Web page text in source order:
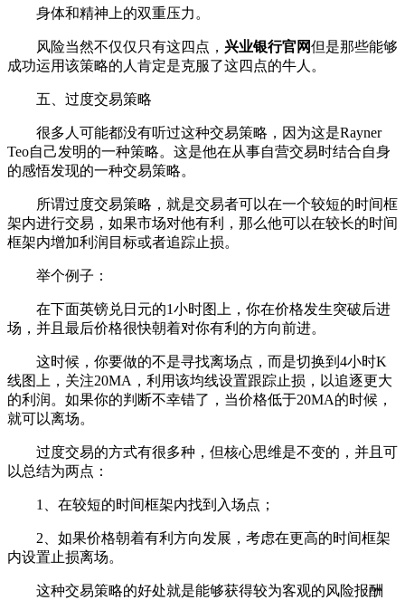
身体和精神上的双重压力。
风险当然不仅仅只有这四点， 兴业银行官网但是那些能够
成功运用该策略的人肯定是克服了这四点的牛人。
五、过度交易策略
很多人可能都没有听过这种交易策略，因为这是Rayner
Teo自己发明的一种策略。这是他在从事自营交易时结合自身
的感悟发现的一种交易策略。
所谓过度交易策略，就是交易者可以在一个较短的时间框
架内进行交易，如果市场对他有利，那么他可以在较长的时间
框架内增加利润目标或者追踪止损。
举个例子：
在下面英镑兑日元的1小时图上，你在价格发生突破后进
场，并且最后价格很快朝着对你有利的方向前进。
这时候，你要做的不是寻找离场点，而是切换到4小时K
线图上，关注20MA，利用该均线设置跟踪止损，以追逐更大
的利润。如果你的判断不幸错了，当价格低于20MA的时候，
就可以离场。
过度交易的方式有很多种，但核心思维是不变的，并且可
以总结为两点：
1、在较短的时间框架内找到入场点；
2、如果价格朝着有利方向发展，考虑在更高的时间框架
内设置止损离场。
这种交易策略的好处就是能够获得较为客观的风险报酬